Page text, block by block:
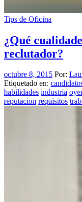
Tips de Oficina
¿Qué
reclutador?
octubre 8, 2015 Por:
Etiquetado en:
habilidades industria
reputacion requisitos